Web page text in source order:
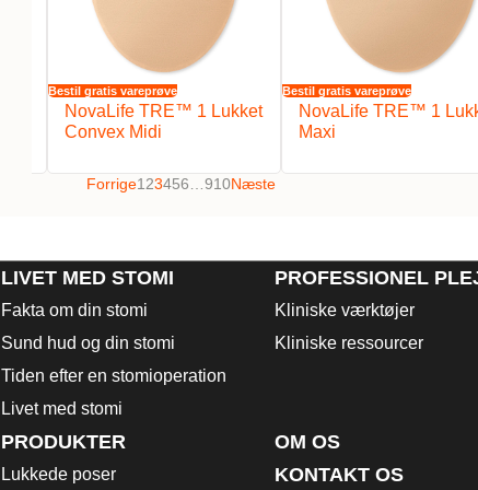
Bestil gratis vareprøve
NovaLife TRE™ 1 Lukket
Convex Midi
Bestil gratis vareprøve
NovaLife TRE™ 1
Maxi
Forrige1 23456 910Næste
LIVET MED STOMI
Fakta om din stomi
Sund hud og din stomi
Tiden efter en stomioperation
Livet med stomi
PROFESSIONEL
Kliniske værktøjer
Kliniske ressourcer
PRODUKTER
Lukkede poser
OM OS
KONTAKT OS